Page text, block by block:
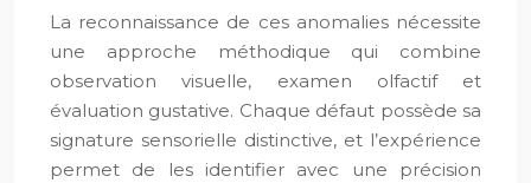
La reconnaissance de ces anomalies nécessite
une approche méthodique qui combine
observation visuelle, examen olfactif et
évaluation gustative. Chaque défaut possède sa
signature sensorielle distinctive, et l’expérience
permet de les identifier avec une précision